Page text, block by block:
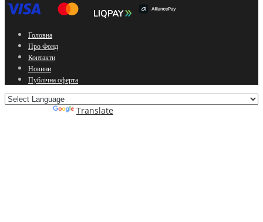
Головна
Про Фонд
Контакти
Новини
Публічна оферта
Translate